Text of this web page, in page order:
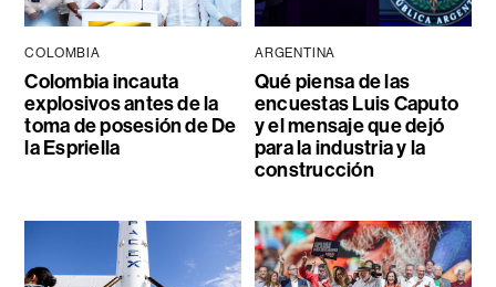
COLOMBIA
Colombia incauta
explosivos antes de la
toma de posesión de De
la Espriella
ARGENTINA
Qué piensa de las
encuestas Luis Caputo
y el mensaje que dejó
para la industria y la
construcción